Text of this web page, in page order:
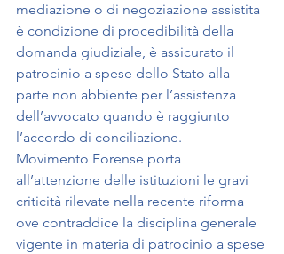
mediazione o di negoziazione assistita
è condizione di procedibilità della
domanda giudiziale, è assicurato il
patrocinio a spese dello Stato alla
parte non abbiente per l’assistenza
dell’avvocato quando è raggiunto
l’accordo di conciliazione.
Movimento Forense porta
all’attenzione delle istituzioni le gravi
criticità rilevate nella recente riforma
ove contraddice la disciplina generale
vigente in materia di patrocinio a spese